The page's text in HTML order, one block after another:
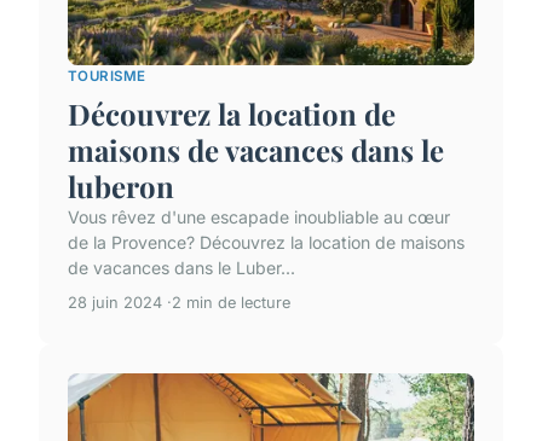
TOURISME
Découvrez la location de
maisons de vacances dans le
luberon
Vous rêvez d'une escapade inoubliable au cœur
de la Provence? Découvrez la location de maisons
de vacances dans le Luber...
28 juin 2024 2 min de lecture